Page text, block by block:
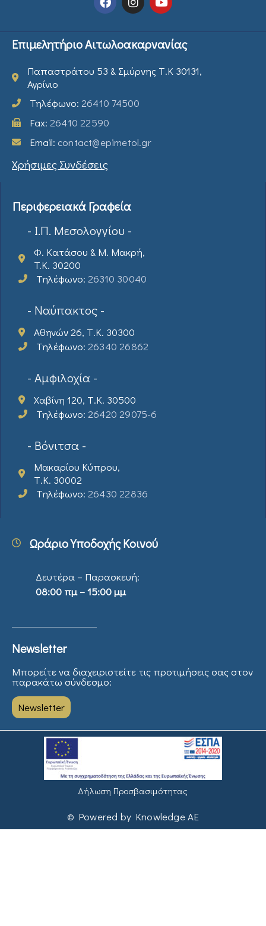
Επιμελητήριο Αιτωλοακαρνανίας
Παπαστράτου 53 & Σμύρνης Τ.Κ 30131,
Αγρίνιο
Τηλέφωνο: 26410 74500
Fax: 26410 22590
Email: contact@epimetol.gr
Χρήσιμες Συνδέσεις
Περιφερειακά Γραφεία
- Ι.Π. Μεσολογγίου -
Φ. Κατάσου & Μ. Μακρή,
T.K. 30200
Τηλέφωνο: 26310 30040
- Ναύπακτος -
Αθηνών 26, Τ.Κ. 30300
Τηλέφωνο: 26340 26862
- Αμφιλοχία -
Χαβίνη 120, Τ.Κ. 30500
Τηλέφωνο: 26420 29075-6
- Βόνιτσα -
Μακαρίου Κύπρου,
Τ.Κ. 30002
Τηλέφωνο: 26430 22836
Ωράριο Υποδοχής Κοινού
Δευτέρα – Παρασκευή:
08:00 πμ – 15:00 μμ
Newsletter
Μπορείτε να διαχειριστείτε τις προτιμήσεις σας στον
παρακάτω σύνδεσμο:
Newsletter
Δήλωση Προσβασιμότητας
© Powered by Knowledge AE